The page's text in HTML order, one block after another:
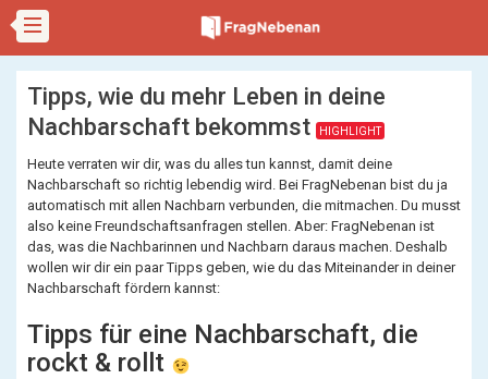
Tipps, wie du mehr Leben in deine
Nachbarschaft bekommst
HIGHLIGHT
Heute verraten wir dir, was du alles tun kannst, damit deine
Nachbarschaft so richtig lebendig wird. Bei FragNebenan bist du ja
automatisch mit allen Nachbarn verbunden, die mitmachen. Du musst
also keine Freundschaftsanfragen stellen. Aber: FragNebenan ist
das, was die Nachbarinnen und Nachbarn daraus machen. Deshalb
wollen wir dir ein paar Tipps geben, wie du das Miteinander in deiner
Nachbarschaft fördern kannst:
Tipps für eine Nachbarschaft, die
rockt & rollt